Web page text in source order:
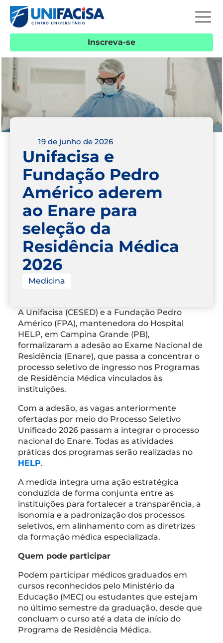
Inscreva-se
19 de junho de 2026
Unifacisa e
Fundação Pedro
Américo aderem
ao Enare para
seleção da
Residência Médica
2026
Medicina
A Unifacisa (CESED) e a Fundação Pedro
Américo (FPA), mantenedora do Hospital
HELP, em Campina Grande (PB),
formalizaram a adesão ao Exame Nacional de
Residência (Enare), que passa a concentrar o
processo seletivo de ingresso nos Programas
de Residência Médica vinculados às
instituições.
Com a adesão, as vagas anteriormente
ofertadas por meio do Processo Seletivo
Unificado 2026 passam a integrar o processo
nacional do Enare. Todas as atividades
práticas dos programas serão realizadas no
HELP.
A medida integra uma ação estratégica
conduzida de forma conjunta entre as
instituições para fortalecer a transparência, a
isonomia e a padronização dos processos
seletivos, em alinhamento com as diretrizes
da formação médica especializada.
Quem pode participar
Podem participar médicos graduados em
cursos reconhecidos pelo Ministério da
Educação (MEC) ou estudantes que estejam
no último semestre da graduação, desde que
concluam o curso até a data de início do
Programa de Residência Médica.